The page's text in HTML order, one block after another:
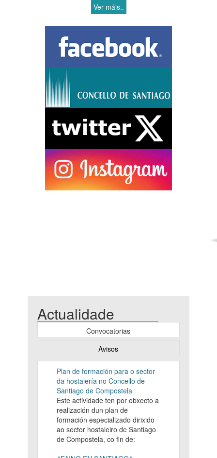
Ver máis..
Actualidade
Convocatorias
Avisos
Plan de formación para o sector
da hostalería no Concello de
Santiago de Compostela
Este actividade ten por obxecto a
realización dun plan de
formación especializado dirixido
ao sector hostaleiro de Santiago
de Compostela, co fin de: